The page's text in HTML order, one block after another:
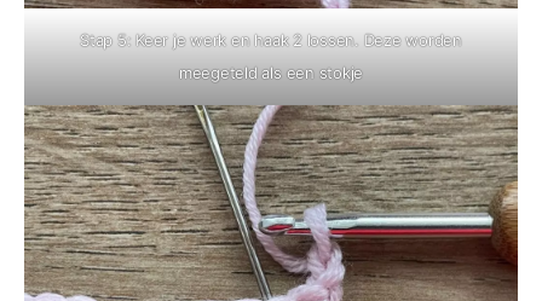
Stap 5: Keer je werk en haak 2 lossen. Deze worden
meegeteld als een stokje